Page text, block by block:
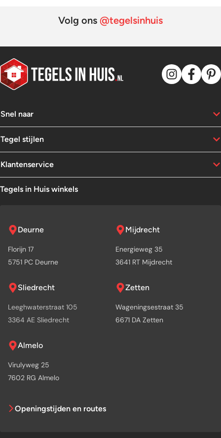
Volg ons @tegelsinhuis
Snel naar
Tegel stijlen
Klantenservice
Tegels in Huis winkels
Deurne
Florijn 17
5751 PC Deurne
Mijdrecht
Energieweg 35
3641 RT Mijdrecht
Sliedrecht
Leeghwaterstraat 105
3364 AE Sliedrecht
Zetten
Wageningsestraat 35
6671 DA Zetten
Almelo
Virulyweg 25
7602 RG Almelo
Openingstijden en routes